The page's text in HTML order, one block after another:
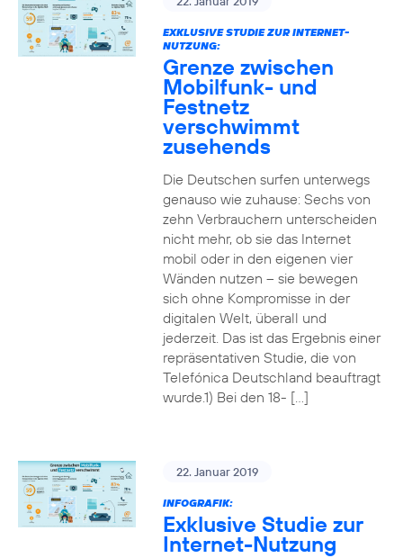
EXKLUSIVE STUDIE ZUR INTERNET-
NUTZUNG:
Grenze zwischen
Mobilfunk- und
Festnetz
verschwimmt
zusehends
Die Deutschen surfen unterwegs
genauso wie zuhause: Sechs von
zehn Verbrauchern unterscheiden
nicht mehr, ob sie das Internet
mobil oder in den eigenen vier
Wänden nutzen – sie bewegen
sich ohne Kompromisse in der
digitalen Welt, überall und
jederzeit. Das ist das Ergebnis einer
repräsentativen Studie, die von
Telefónica Deutschland beauftragt
wurde.1) Bei den 18- […]
22. Januar 2019
INFOGRAFIK:
Exklusive Studie zur
Internet-Nutzung